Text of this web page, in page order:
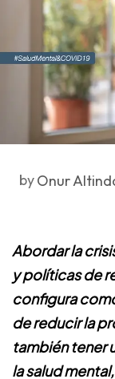
byOnur
Abordar la
y políticas de
configura
de reducir la
también tener
la salud